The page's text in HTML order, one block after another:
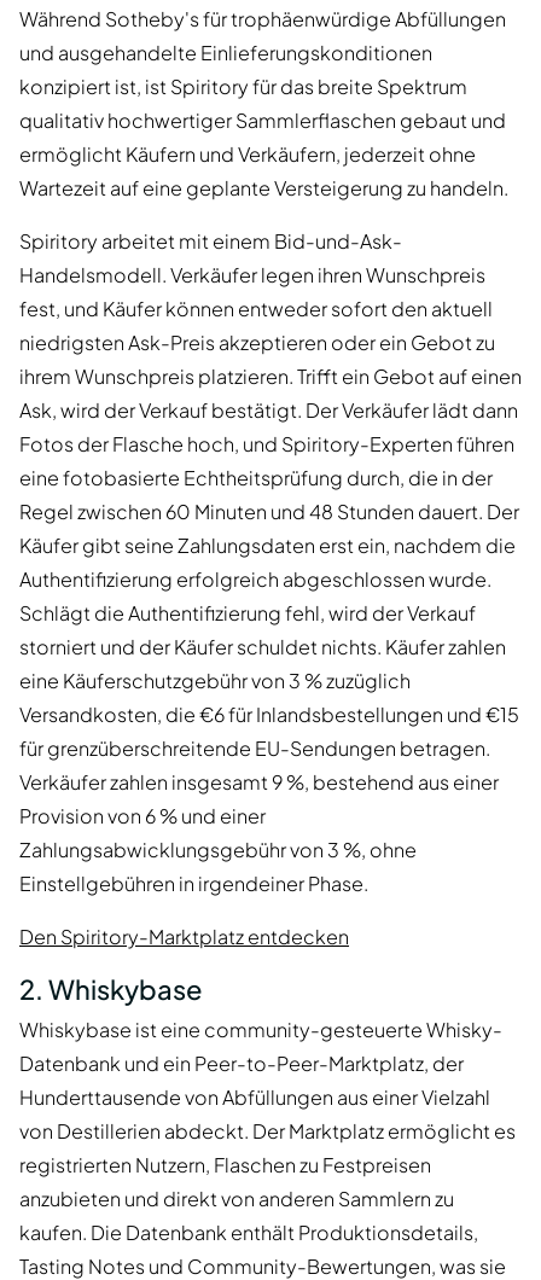
Während Sotheby's für trophäenwürdige Abfüllungen
und ausgehandelte Einlieferungskonditionen
konzipiert ist, ist Spiritory für das breite Spektrum
qualitativ hochwertiger Sammlerflaschen gebaut und
ermöglicht Käufern und Verkäufern, jederzeit ohne
Wartezeit auf eine geplante Versteigerung zu handeln.
Spiritory arbeitet mit einem Bid-und-Ask-
Handelsmodell. Verkäufer legen ihren Wunschpreis
fest, und Käufer können entweder sofort den aktuell
niedrigsten Ask-Preis akzeptieren oder ein Gebot zu
ihrem Wunschpreis platzieren. Trifft ein Gebot auf einen
Ask, wird der Verkauf bestätigt. Der Verkäufer lädt dann
Fotos der Flasche hoch, und Spiritory-Experten führen
eine fotobasierte Echtheitsprüfung durch, die in der
Regel zwischen 60 Minuten und 48 Stunden dauert. Der
Käufer gibt seine Zahlungsdaten erst ein, nachdem die
Authentifizierung erfolgreich abgeschlossen wurde.
Schlägt die Authentifizierung fehl, wird der Verkauf
storniert und der Käufer schuldet nichts. Käufer zahlen
eine Käuferschutzgebühr von 3 % zuzüglich
Versandkosten, die €6 für Inlandsbestellungen und €15
für grenzüberschreitende EU-Sendungen betragen.
Verkäufer zahlen insgesamt 9 %, bestehend aus einer
Provision von 6 % und einer
Zahlungsabwicklungsgebühr von 3 %, ohne
Einstellgebühren in irgendeiner Phase.
Den Spiritory-Marktplatz entdecken
2. Whiskybase
Whiskybase ist eine community-gesteuerte Whisky-
Datenbank und ein Peer-to-Peer-Marktplatz, der
Hunderttausende von Abfüllungen aus einer Vielzahl
von Destillerien abdeckt. Der Marktplatz ermöglicht es
registrierten Nutzern, Flaschen zu Festpreisen
anzubieten und direkt von anderen Sammlern zu
kaufen. Die Datenbank enthält Produktionsdetails,
Tasting Notes und Community-Bewertungen, was sie